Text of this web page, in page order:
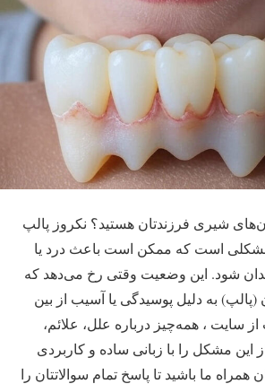
شیری فرزندتان هستید؟ نکروز پالپ
است که ممکن است باعث درد یا
شود. این وضعیت وقتی رخ می‌دهد که
(پالپ) به دلیل پوسیدگی یا آسیب از بین
سایت ، همه‌چیز درباره علل، علائم،
این مشکل را با زبانی ساده و کاربردی
همراه ما باشید تا پاسخ تمام سوالاتتان را